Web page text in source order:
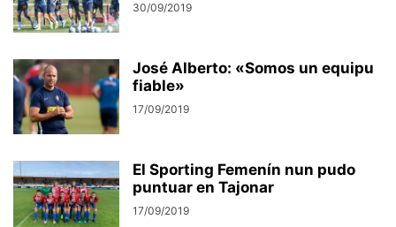
30/09/2019
José Alberto: «Somos un equipu
fiable»
17/09/2019
El Sporting Femenín nun pudo
puntuar en Tajonar
17/09/2019